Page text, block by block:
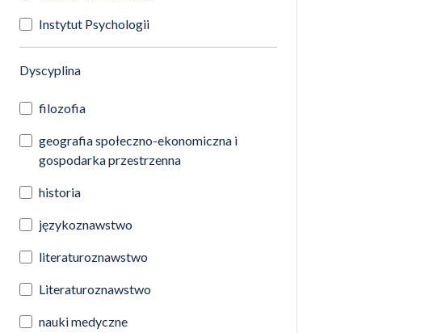
Instytut Psychologii
Dyscyplina(automatyczne przeładowanie treści)
filozofia
geografia społeczno-ekonomiczna i
gospodarka przestrzenna
historia
językoznawstwo
literaturoznawstwo
Literaturoznawstwo
nauki medyczne